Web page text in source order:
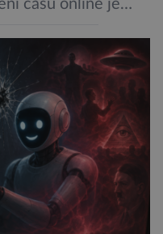
času online je
aktivit. Zúčastnilo
kteří uvedli, že se v
zapojili do hraní
sociálních